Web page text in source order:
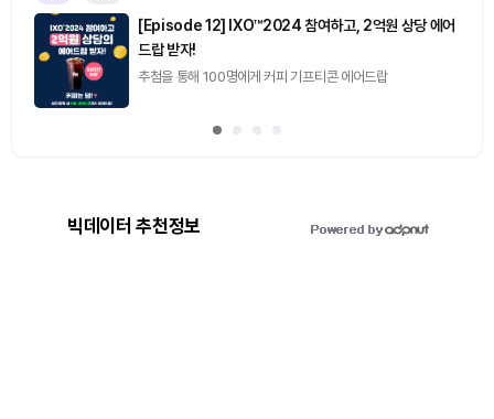
[Episode 12] IXO™2024 참여하고, 2억원 상당 에어
드랍 받자!
추첨을 통해 100명에게 커피 기프티콘 에어드랍
빅데이터 추천정보